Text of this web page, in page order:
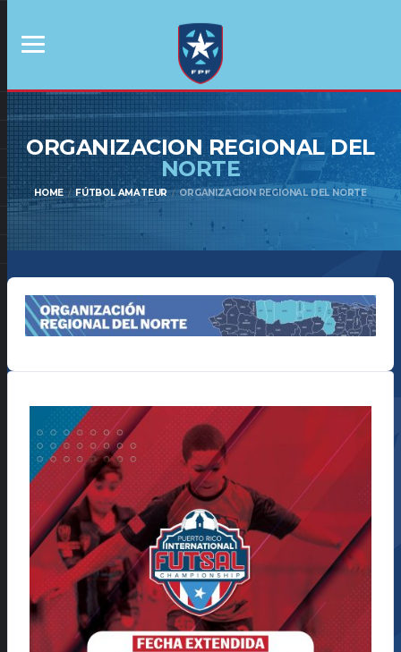
ORGANIZACION REGIONAL DEL
NORTE
HOME FÚTBOL AMATEUR ORGANIZACION REGIONAL DEL NORTE